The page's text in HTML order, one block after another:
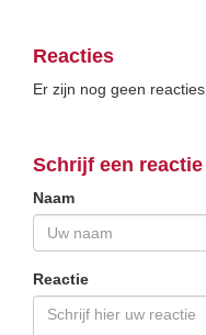
Reacties
Er zijn nog geen reacties.
Schrijf een reactie
Naam
Reactie